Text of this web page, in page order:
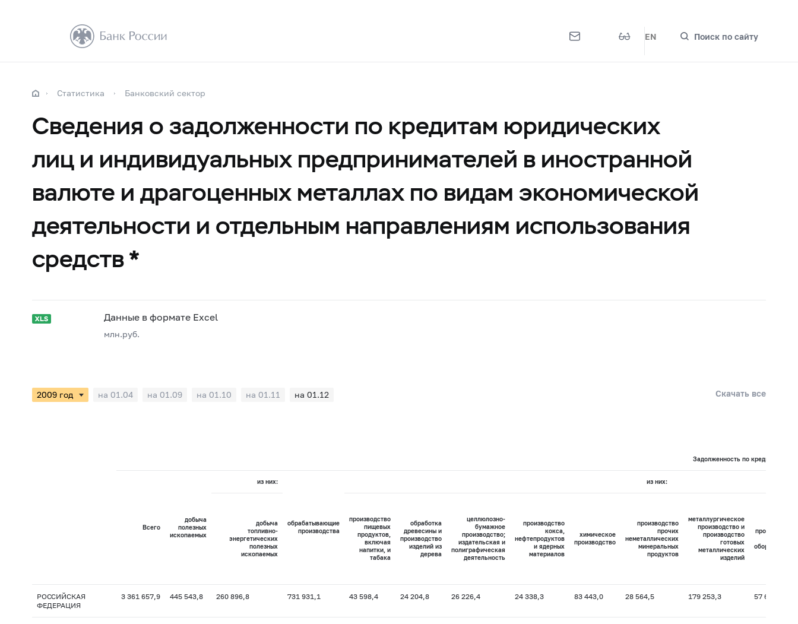
EN Поиск по сайту
Статистика Банковский сектор
Сведения о задолженности по кредитам юридических
лиц и индивидуальных предпринимателей в иностранной
валюте и драгоценных металлах по видам экономической
деятельности и отдельным направлениям использования
средств *
Данные в формате Excel
млн.руб.
на 01.04 на 01.09 на 01.10 на 01.11 на 01.12 Скачать все
Задолженность по кредитам по
Всего
добыча
полезных
ископаемых
из них:
обрабатывающие
производства
из них:
добыча
топливно-
энергетических
полезных
ископаемых
производство
пищевых
продуктов,
включая
напитки, и
табака
обработка
древесины и
производство
изделий из
дерева
целлюлозно-
бумажное
производство;
издательская и
полиграфическая
деятельность
производство
кокса,
нефтепродуктов
и ядерных
материалов
химическое
производство
производство
прочих
неметаллических
минеральных
продуктов
металлургическое
производство и
производство
готовых
металлических
изделий
производство
оборудования
РОССИЙСКАЯ
ФЕДЕРАЦИЯ
3 361 657,9 445 543,8 260 896,8 731 931,1 43 598,4 24 204,8 26 226,4 24 338,3 83 443,0 28 564,5 179 253,3 57 618,1